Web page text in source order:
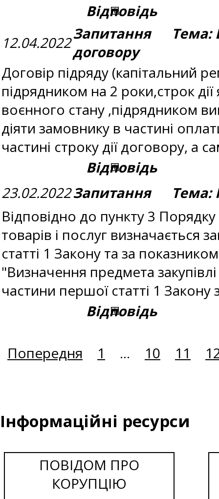
Відповідь
12.04.2022Запитання Тема:
договору
Договір підряду (капітальний
підрядником на 2 роки,строк
воєнного стану ,підрядником
діяти замовнику в частині
частині строку дії договору, а
Відповідь
23.02.2022Запитання Тема:
Відповідно до пункту 3
товарів і послуг визначається
статті 1 Закону та за
"Визначення предмета
частини першої статті 1 Закону
Відповідь
Попередня 1 ... 10 11
Інформаційні ресурси
ПОВІДОМ ПРО
КОРУПЦІЮ